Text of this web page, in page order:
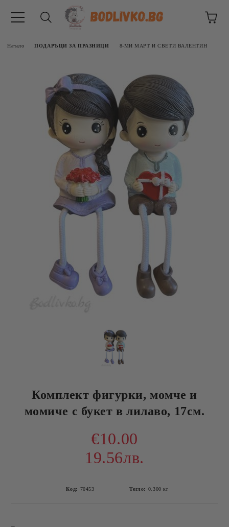
Начало ПОДАРЪЦИ ЗА ПРАЗНИЦИ 8-МИ МАРТ И СВЕТИ ВАЛЕНТИН
Комплект фигурки, момче и
момиче с букет в лилаво, 17см.
€10.00
19.56лв.
Код: 70453 Тегло: 0.300 кг